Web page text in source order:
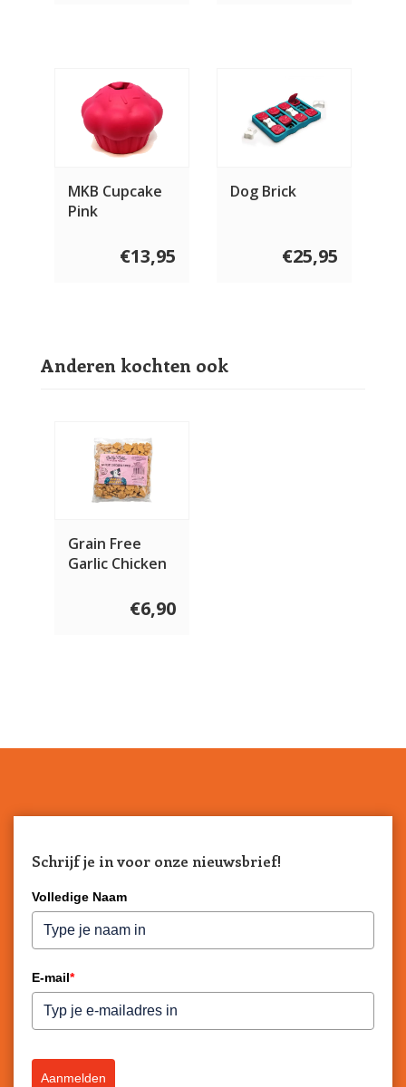
MKB Cupcake
Pink
€13,95
Dog Brick
€25,95
Anderen kochten ook
Grain Free
Garlic Chicken
€6,90
Schrijf je in voor onze nieuwsbrief!
Volledige Naam
E-mail*
Aanmelden